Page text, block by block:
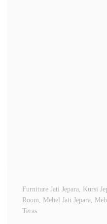
Furniture Jati Jepara, Kursi
Room, Mebel Jati Jepara,
Teras